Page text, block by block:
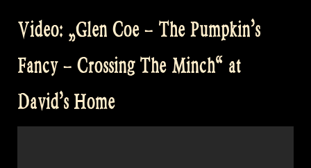
–
Show
91“
Video: „Glen Coe – The Pumpkin’s
Fancy – Crossing The Minch“ at
David’s Home